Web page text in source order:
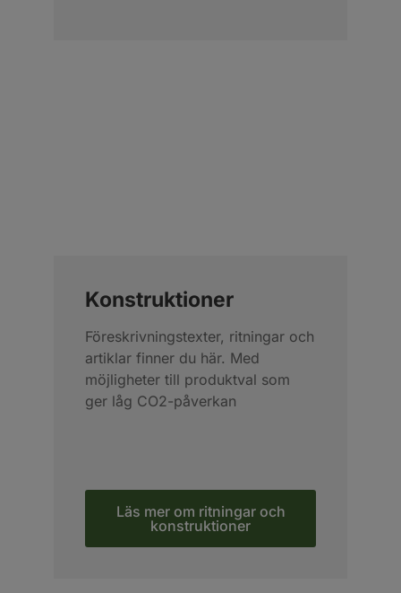
Konstruktioner
Föreskrivningstexter, ritningar och
artiklar finner du här. Med
möjligheter till produktval som
ger låg CO2-påverkan
Läs mer om ritningar och
konstruktioner